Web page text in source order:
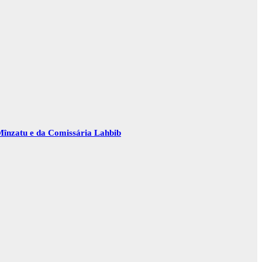
e da Comissária Lahbib